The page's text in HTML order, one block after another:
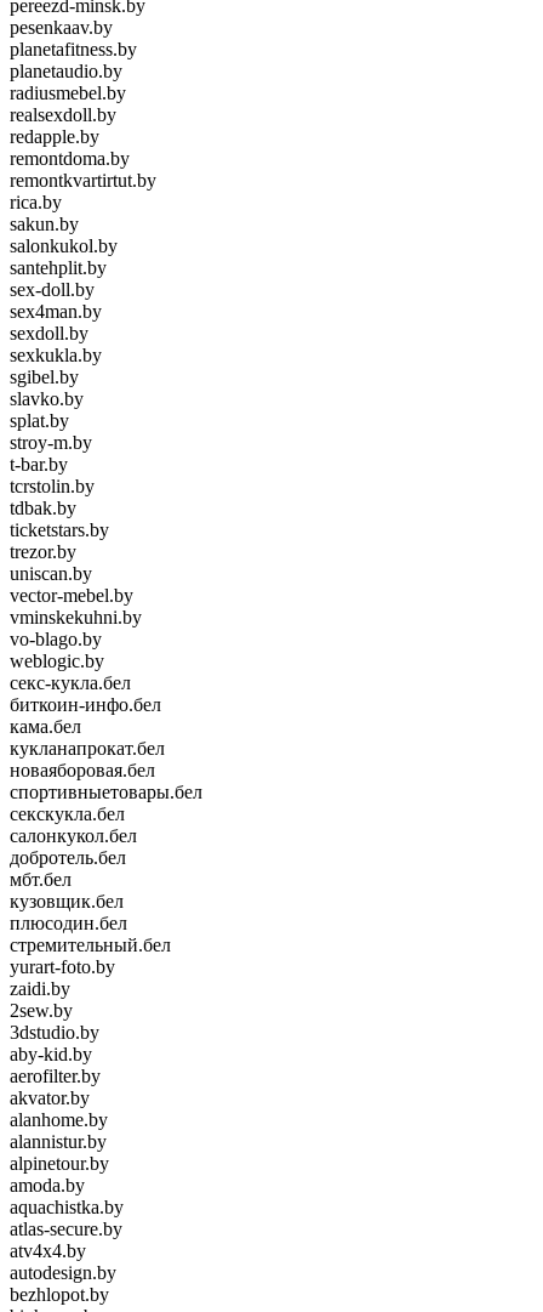
pereezd-minsk.by
pesenkaav.by
planetafitness.by
planetaudio.by
radiusmebel.by
realsexdoll.by
redapple.by
remontdoma.by
remontkvartirtut.by
rica.by
sakun.by
salonkukol.by
santehplit.by
sex-doll.by
sex4man.by
sexdoll.by
sexkukla.by
sgibel.by
slavko.by
splat.by
stroy-m.by
t-bar.by
tcrstolin.by
tdbak.by
ticketstars.by
trezor.by
uniscan.by
vector-mebel.by
vminskekuhni.by
vo-blago.by
weblogic.by
секс-кукла.бел
биткоин-инфо.бел
кама.бел
кукланапрокат.бел
новаяборовая.бел
спортивныетовары.бел
секскукла.бел
салонкукол.бел
добротель.бел
мбт.бел
кузовщик.бел
плюсодин.бел
стремительный.бел
yurart-foto.by
zaidi.by
2sew.by
3dstudio.by
aby-kid.by
aerofilter.by
akvator.by
alanhome.by
alannistur.by
alpinetour.by
amoda.by
aquachistka.by
atlas-secure.by
atv4x4.by
autodesign.by
bezhlopot.by